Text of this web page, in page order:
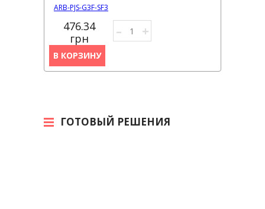
ГОТОВЫЙ РЕШЕНИЯ
ARB-PJS-G3F-SF3
476.34
грн
– +
В КОРЗИНУ